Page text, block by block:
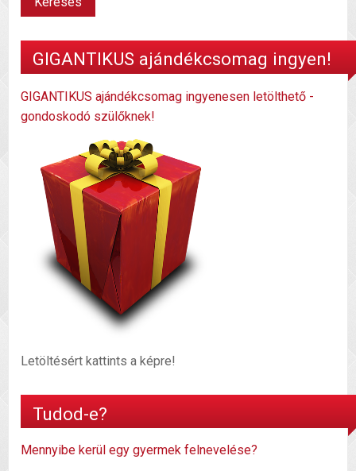
GIGANTIKUS ajándékcsomag ingyen!
GIGANTIKUS ajándékcsomag ingyenesen letölthető -
gondoskodó szülőknek!
Letöltésért kattints a képre!
Tudod-e?
Mennyibe kerül egy gyermek felnevelése?